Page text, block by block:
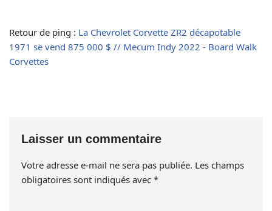
Retour de ping : La Chevrolet Corvette ZR2 décapotable
1971 se vend 875 000 $ // Mecum Indy 2022 - Board Walk
Corvettes
Laisser un commentaire
Votre adresse e-mail ne sera pas publiée. Les champs
obligatoires sont indiqués avec *